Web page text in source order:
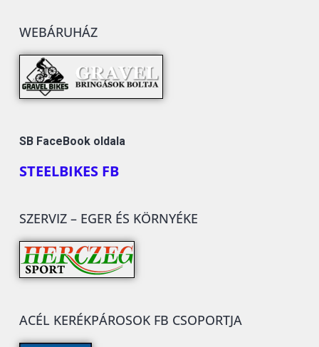
WEBÁRUHÁZ
SB FaceBook oldala
STEELBIKES FB
SZERVIZ – EGER ÉS KÖRNYÉKE
ACÉL KERÉKPÁROSOK FB CSOPORTJA